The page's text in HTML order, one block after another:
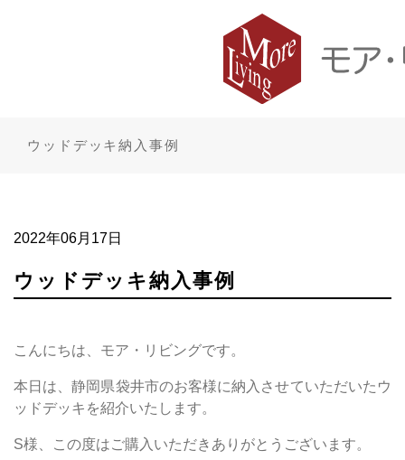
ウッドデッキ納入事例
2022年06月17日
ウッドデッキ納入事例
こんにちは、モア・リビングです。
本日は、静岡県袋井市のお客様に納入させていただいたウ
ッドデッキを紹介いたします。
S様、この度はご購入いただきありがとうございます。